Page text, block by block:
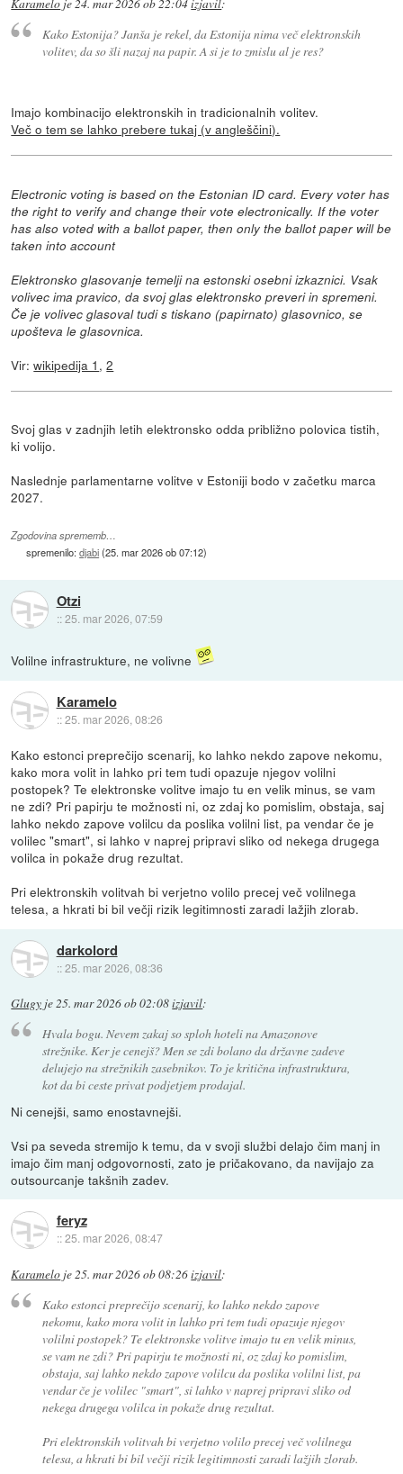
Karamelo je24. mar 2026 ob 22:04izjavil:
Kako Estonija? Janša je rekel, da Estonija nima več elektronskih
volitev, da so šli nazaj na papir. A si je to zmislu al je res?
Imajo kombinacijo elektronskih in tradicionalnih volitev.
Več o tem se lahko prebere tukaj (v angleščini).
Electronic voting is based on the Estonian ID card. Every voter has
the right to verify and change their vote electronically. If the voter
has also voted with a ballot paper, then only the ballot paper will be
taken into account
Elektronsko glasovanje temelji na estonski osebni izkaznici. Vsak
volivec ima pravico, da svoj glas elektronsko preveri in spremeni.
Če je volivec glasoval tudi s tiskano (papirnato) glasovnico, se
upošteva le glasovnica.
Vir:wikipedija 1 ,2
Svoj glas v zadnjih letih elektronsko odda približno polovica tistih,
ki volijo.
Naslednje parlamentarne volitve v Estoniji bodo v začetku marca
2027.
Zgodovina sprememb…
spremenilo:djabi(25. mar 2026 ob 07:12)
Otzi
::25. mar 2026, 07:59
Volilne infrastrukture, ne volivne
Karamelo
::25. mar 2026, 08:26
Kako estonci preprečijo scenarij, ko lahko nekdo zapove nekomu,
kako mora volit in lahko pri tem tudi opazuje njegov volilni
postopek? Te elektronske volitve imajo tu en velik minus, se vam
ne zdi? Pri papirju te možnosti ni, oz zdaj ko pomislim, obstaja, saj
lahko nekdo zapove volilcu da poslika volilni list, pa vendar če je
volilec "smart", si lahko v naprej pripravi sliko od nekega drugega
volilca in pokaže drug rezultat.
Pri elektronskih volitvah bi verjetno volilo precej več volilnega
telesa, a hkrati bi bil večji rizik legitimnosti zaradi lažjih zlorab.
darkolord
::25. mar 2026, 08:36
Glugy je25. mar 2026 ob 02:08izjavil:
Hvala bogu. Nevem zakaj so sploh hoteli na Amazonove
strežnike. Ker je cenejš? Men se zdi bolano da državne zadeve
delujejo na strežnikih zasebnikov. To je kritična infrastruktura,
kot da bi ceste privat podjetjem prodajal.
Ni cenejši, samo enostavnejši.
Vsi pa seveda stremijo k temu, da v svoji službi delajo čim manj in
imajo čim manj odgovornosti, zato je pričakovano, da navijajo za
outsourcanje takšnih zadev.
feryz
::25. mar 2026, 08:47
Karamelo je25. mar 2026 ob 08:26izjavil:
Kako estonci preprečijo scenarij, ko lahko nekdo zapove
nekomu, kako mora volit in lahko pri tem tudi opazuje njegov
volilni postopek? Te elektronske volitve imajo tu en velik minus,
se vam ne zdi? Pri papirju te možnosti ni, oz zdaj ko pomislim,
obstaja, saj lahko nekdo zapove volilcu da poslika volilni list, pa
vendar če je volilec "smart", si lahko v naprej pripravi sliko od
nekega drugega volilca in pokaže drug rezultat.
Pri elektronskih volitvah bi verjetno volilo precej več volilnega
telesa, a hkrati bi bil večji rizik legitimnosti zaradi lažjih zlorab.